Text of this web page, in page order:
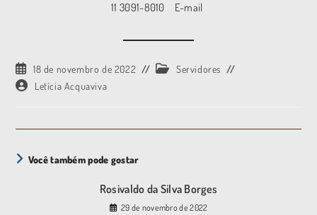
11 3091-8010 E-mail
18 de novembro de 2022
Servidores
Letícia Acquaviva
Você também pode gostar
Rosivaldo da Silva Borges
29 de novembro de 2022